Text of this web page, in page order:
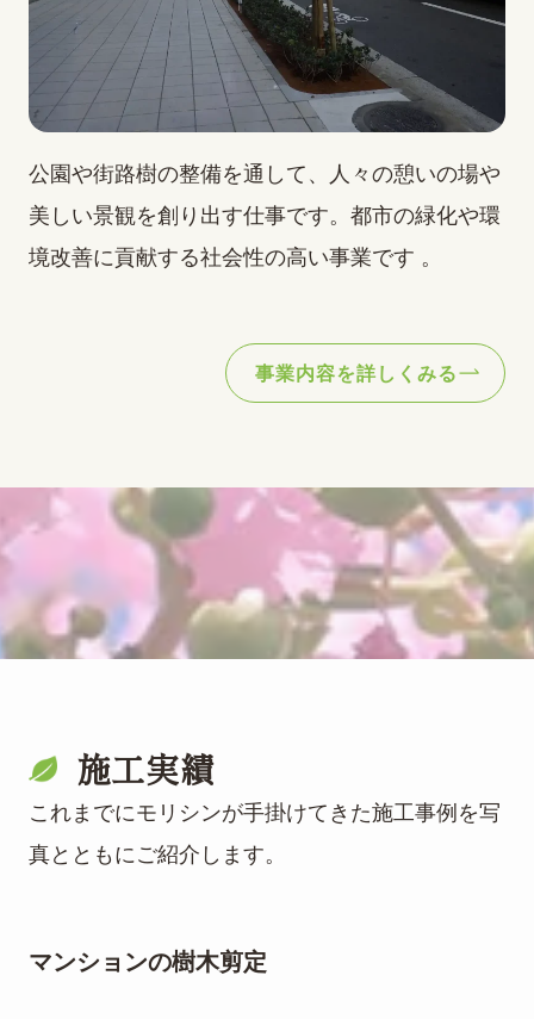
公園や街路樹の整備を通して、人々の憩いの場や
美しい景観を創り出す仕事です。都市の緑化や環
境改善に貢献する社会性の高い事業です 。
事業内容を詳しくみる
施工実績
これまでにモリシンが手掛けてきた施工事例を写
真とともにご紹介します。
マンションの樹木剪定